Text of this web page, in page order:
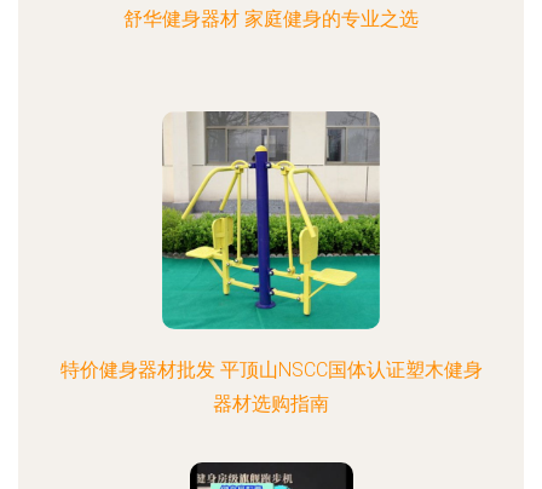
舒华健身器材 家庭健身的专业之选
特价健身器材批发 平顶山NSCC国体认证塑木健身
器材选购指南